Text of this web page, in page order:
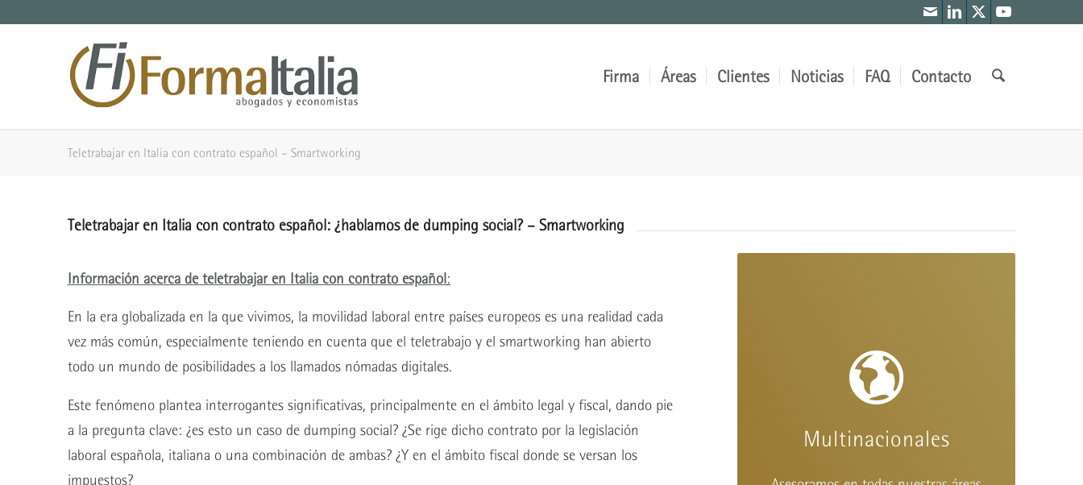
Firma Áreas Clientes Noticias FAQ Contacto
Teletrabajar en Italia con contrato español – Smartworking
Teletrabajar en Italia con contrato español: ¿hablamos de dumping social? – Smartworking
Información acerca de teletrabajar en Italia con contrato español :
En la era globalizada en la que vivimos, la movilidad laboral entre países europeos es una realidad cada
vez más común, especialmente teniendo en cuenta que el teletrabajo y el smartworking han abierto
todo un mundo de posibilidades a los llamados nómadas digitales.
Este fenómeno plantea interrogantes significativas, principalmente en el ámbito legal y fiscal, dando pie
a la pregunta clave: ¿es esto un caso de dumping social? ¿Se rige dicho contrato por la legislación
laboral española, italiana o una combinación de ambas? ¿Y en el ámbito fiscal donde se versan los
impuestos?
Multinacionales